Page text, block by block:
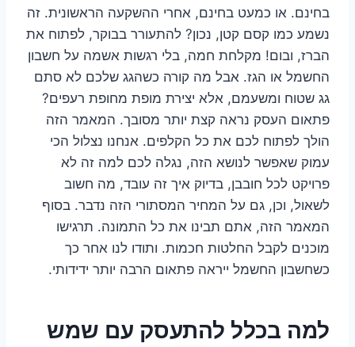
בחינם. או כמעט בחינם, אחרי ההשקעה הראשונית. זה
נשמע כמו קסם קטן, נכון? להתעורר בבוקר, לפתוח את
הברז, ובום! מקלחת חמה, בלי רגשות אשמה על חשבון
החשמל או הגז. אבל מה קורה כשהגג שלכם לא סתם
גג שטוח ומשעמם, אלא יצירת מופת מחופת רעפים?
פתאום העסק נראה קצת יותר מסובך. המאמר הזה
הולך לפתוח לכם את כל הקלפים. אנחנו נצלול הכי
עמוק שאפשר לנושא הזה, נגלה לכם למה זה לא
פרויקט לכל חובבן, בדיוק איך זה עובד, מה חשוב
לשאול, וכן, גם על המחיר המסתורי הזה נדבר. בסוף
המאמר הזה, אתם תבינו את כל התמונה. תרגישו
מוכנים לקבל החלטות חכמות. ותודו לנו אחר כך
כשחשבון החשמל ייראה פתאום הרבה יותר ידידותי.
למה בכלל להתעסק עם שמש